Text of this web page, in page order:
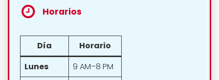
Horarios
Día
Horario
Lunes
9 AM–8 PM